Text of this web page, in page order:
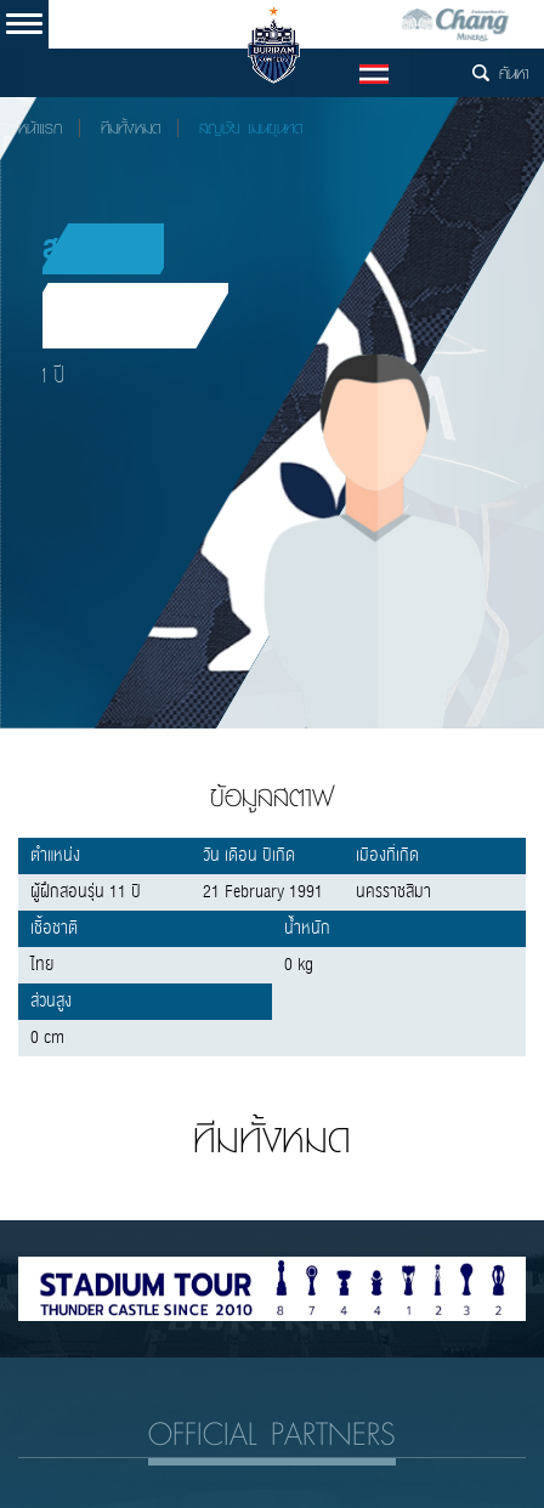
TH ค้นหา
หน้าแรก ทีมทั้งหมด สญชัย เมนขุนทด
สญชัย
ผู้ฝึกสอนรุ่น 11 ปี
21 February 1991
ข้อมูลสตาฟ
ตำแหน่ง
ผู้ฝึกสอนรุ่น 11 ปี
วัน เดือน ปีเกิด
21 February 1991
เมืองที่เกิด
นครราชสีมา
เชื้อชาติ
ไทย
น้ำหนัก
0 kg
ส่วนสูง
0 cm
ทีมทั้งหมด
OFFICIAL PARTNERS